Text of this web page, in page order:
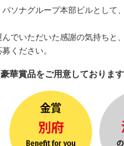
パソナグループ本部ビルとし
でいただいた感謝の気持ちと
ください。
華賞品をご用意しております